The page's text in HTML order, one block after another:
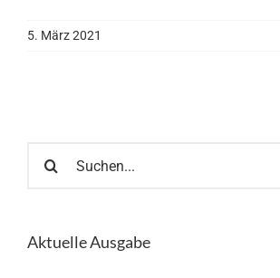
5. März 2021
nach:
Aktuelle Ausgabe